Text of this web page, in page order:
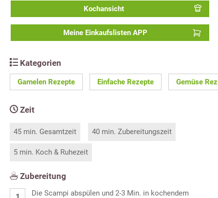
Kochansicht
Meine Einkaufslisten APP
Kategorien
Garnelen Rezepte Einfache Rezepte Gemüse
Zeit
45 min. Gesamtzeit 40 min. Zubereitungszeit
5 min. Koch & Ruhezeit
Zubereitung
Die Scampi abspülen und 2-3 Min. in kochendem